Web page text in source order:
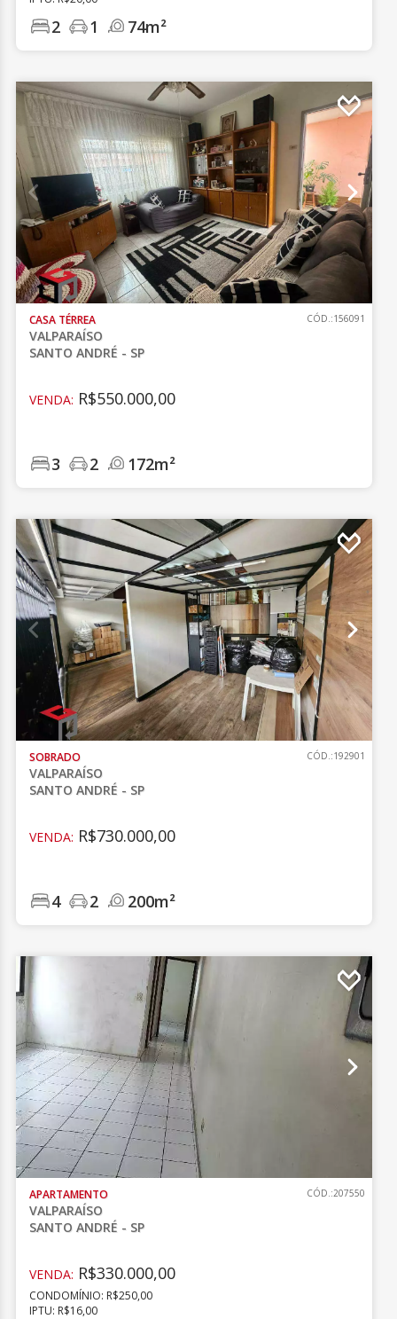
2 1 74m²
CASA TÉRREA
VALPARAÍSO
SANTO ANDRÉ - SP
CÓD.:156091
VENDA: R$550.000,00
3 2 172m²
SOBRADO
VALPARAÍSO
SANTO ANDRÉ - SP
CÓD.:192901
VENDA: R$730.000,00
4 2 200m²
APARTAMENTO
VALPARAÍSO
SANTO ANDRÉ - SP
CÓD.:207550
VENDA: R$330.000,00
CONDOMÍNIO: R$250,00
IPTU: R$16,00